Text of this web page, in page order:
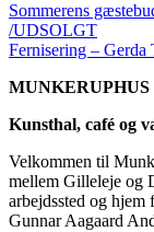
Sommerens
/UDSOLGT
Fernisering – Gerda
MUNKERUPHUS
Kunsthal, café og
Velkommen til
mellem Gilleleje og
arbejdssted og hjem
Gunnar Aagaard